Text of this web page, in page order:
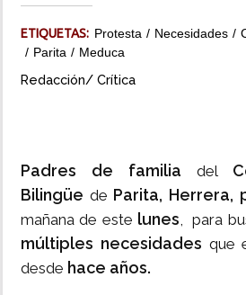
ETIQUETAS: Protesta Necesidades
Parita
Meduca
Redacción/ Crítica
Padres de familia del
Bilingüe de Parita, Herrera,
mañana de este lunes, para
múltiples necesidades que
desde hace años.